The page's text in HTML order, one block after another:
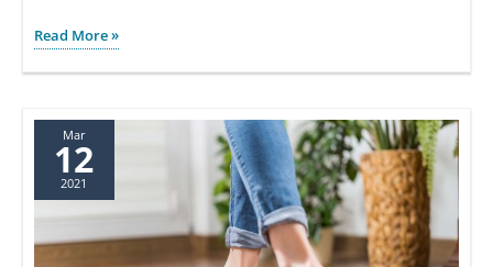
¿Como
nieve
de
Read More »
Mar
12
2021